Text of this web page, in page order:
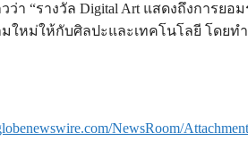
าวว่า “รางวัล Digital Art แสดงถึง
ม่ให้กับศิลปะและเทคโนโลยี โดยทำ
NewsRoom/